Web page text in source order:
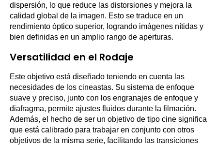
dispersión, lo que reduce las distorsiones y mejora la
calidad global de la imagen. Esto se traduce en un
rendimiento óptico superior, logrando imágenes nítidas y
bien definidas en un amplio rango de aperturas.
Versatilidad en el Rodaje
Este objetivo está diseñado teniendo en cuenta las
necesidades de los cineastas. Su sistema de enfoque
suave y preciso, junto con los engranajes de enfoque y
diafragma, permite ajustes fluidos durante la filmación.
Además, el hecho de ser un objetivo de tipo cine significa
que está calibrado para trabajar en conjunto con otros
objetivos de la misma serie, facilitando las transiciones